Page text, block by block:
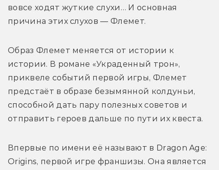
вовсе ходят жуткие слухи… И основная
причина этих слухов — Флемет.
Образ Флемет меняется от истории к
истории. В романе «Украденный трон»,
приквеле событий первой игры, Флемет
предстаёт в образе безымянной колдуньи,
способной дать пару полезных советов и
отправить героев дальше по пути их квеста.
Впервые по имени её называют в Dragon Age:
Origins, первой игре франшизы. Она является